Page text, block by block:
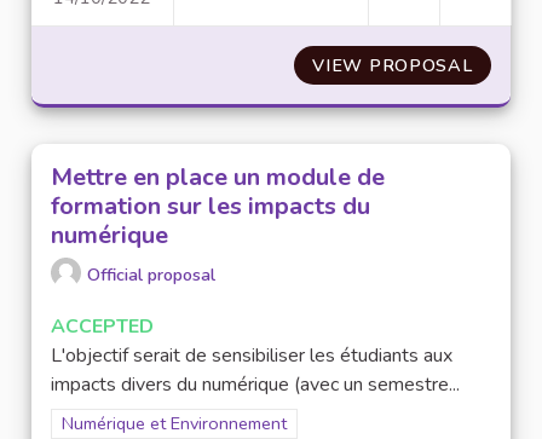
VIEW PROPOSAL
Mettre en place un module de
formation sur les impacts du
numérique
Official proposal
ACCEPTED
L'objectif serait de sensibiliser les étudiants aux
impacts divers du numérique (avec un semestre...
Filter results for scope: Numérique et Environnement
Numérique et Environnement